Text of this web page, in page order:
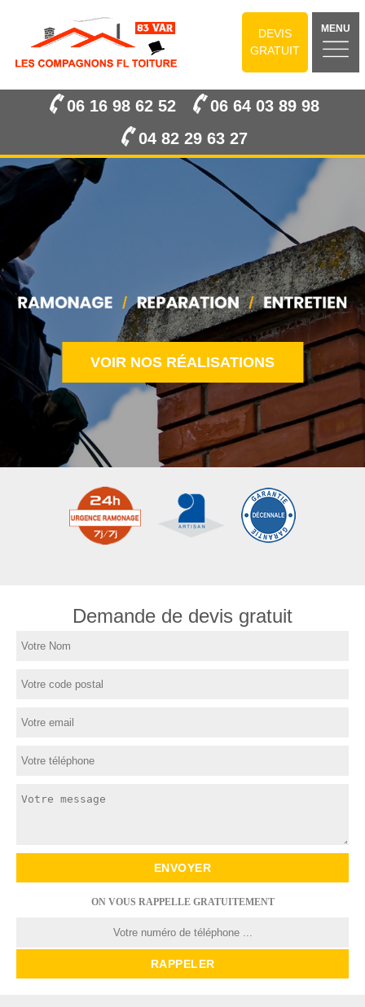
DEVIS
GRATUIT
MENU
06 16 98 62 52
06 64 03 89 98
04 82 29 63 27
VOIR NOS RÉALISATIONS
Demande de devis gratuit
ON VOUS RAPPELLE GRATUITEMENT